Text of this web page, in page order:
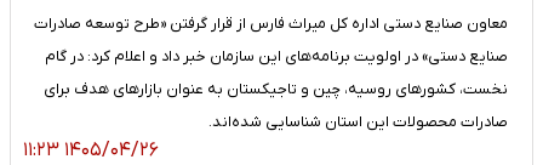
معاون صنایع دستی اداره کل میراث فارس از قرار گرفتن «طرح توسعه صادرات
صنایع دستی» در اولویت برنامه‌های این سازمان خبر داد و اعلام کرد: در گام
نخست، کشورهای روسیه، چین و تاجیکستان به عنوان بازارهای هدف برای
صادرات محصولات این استان شناسایی شده‌اند.
۱۴۰۵/۰۴/۲۶ ۱۱:۲۳